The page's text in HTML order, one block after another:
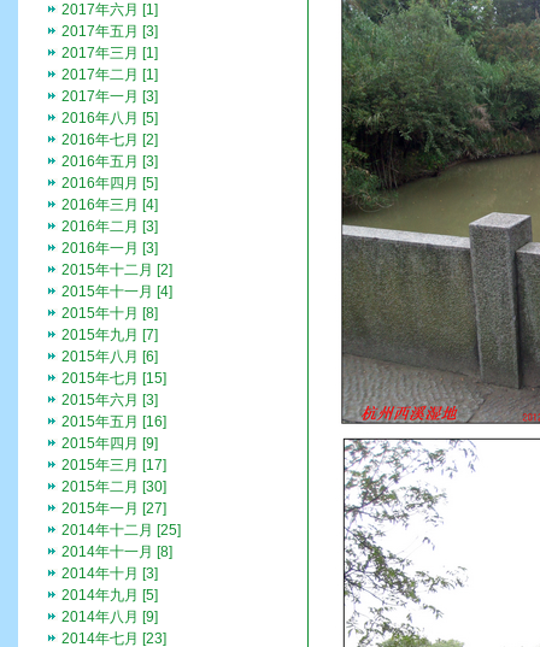
2017年六月 [1]
2017年五月 [3]
2017年三月 [1]
2017年二月 [1]
2017年一月 [3]
2016年八月 [5]
2016年七月 [2]
2016年五月 [3]
2016年四月 [5]
2016年三月 [4]
2016年二月 [3]
2016年一月 [3]
2015年十二月 [2]
2015年十一月 [4]
2015年十月 [8]
2015年九月 [7]
2015年八月 [6]
2015年七月 [15]
2015年六月 [3]
2015年五月 [16]
2015年四月 [9]
2015年三月 [17]
2015年二月 [30]
2015年一月 [27]
2014年十二月 [25]
2014年十一月 [8]
2014年十月 [3]
2014年九月 [5]
2014年八月 [9]
2014年七月 [23]